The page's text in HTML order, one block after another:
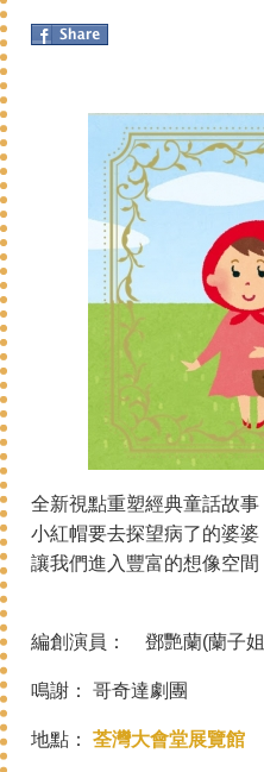
全新視點重塑經典童話故事
小紅帽要去探望病了的婆
讓我們進入豐富的想像空
編創演員： 鄧艷蘭(蘭子
鳴謝： 哥奇達劇團
地點： 荃灣大會堂展覽館